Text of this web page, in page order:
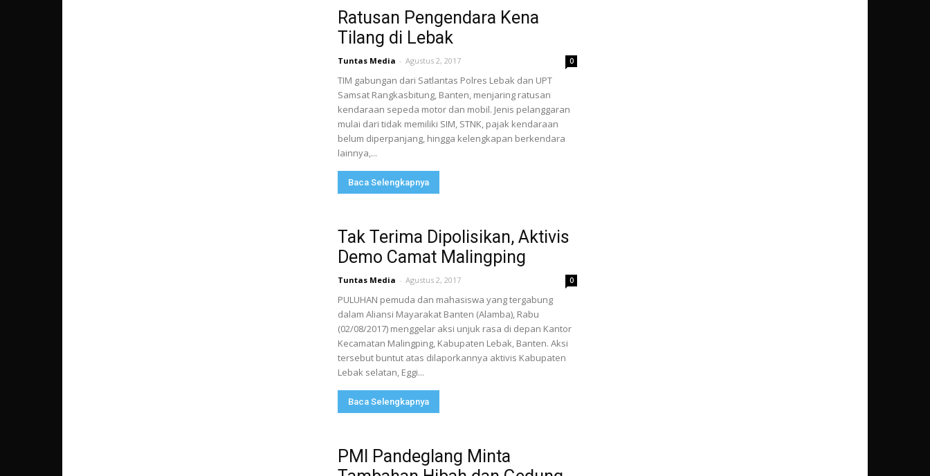
Ratusan Pengendara Kena
Tilang di Lebak
Tuntas Media - Agustus 2, 2017 0
TIM gabungan dari Satlantas Polres Lebak dan UPT
Samsat Rangkasbitung, Banten, menjaring ratusan
kendaraan sepeda motor dan mobil. Jenis pelanggaran
mulai dari tidak memiliki SIM, STNK, pajak kendaraan
belum diperpanjang, hingga kelengkapan berkendara
lainnya,...
Baca Selengkapnya
Tak Terima Dipolisikan, Aktivis
Demo Camat Malingping
Tuntas Media - Agustus 2, 2017 0
PULUHAN pemuda dan mahasiswa yang tergabung
dalam Aliansi Mayarakat Banten (Alamba), Rabu
(02/08/2017) menggelar aksi unjuk rasa di depan Kantor
Kecamatan Malingping, Kabupaten Lebak, Banten. Aksi
tersebut buntut atas dilaporkannya aktivis Kabupaten
Lebak selatan, Eggi...
Baca Selengkapnya
PMI Pandeglang Minta